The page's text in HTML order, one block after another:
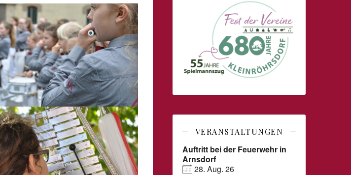
VERANSTALTUNGEN
Auftritt bei der Feuerwehr in
Arnsdorf
28. Aug. 26